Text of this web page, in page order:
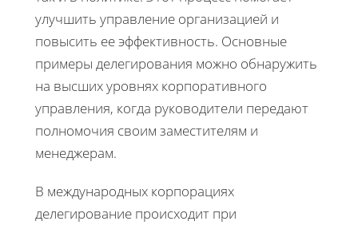
улучшить управление организацией и
повысить ее эффективность. Основные
примеры делегирования можно обнаружить
на высших уровнях корпоративного
управления, когда руководители передают
полномочия своим заместителям и
менеджерам.
В международных корпорациях
делегирование происходит при